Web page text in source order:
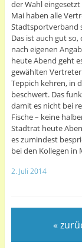
der Wahl
Mai haben alle
Stadtsportverband
Das ist auch gut
nach eigenen
heute Abend geht
gewählten
Teppich kehren, in
beschwert. Das
damit es nicht bei
Fische – keine
Stadtrat heute
es zumindest
bei den Kollegen
2. Juli 2014
«